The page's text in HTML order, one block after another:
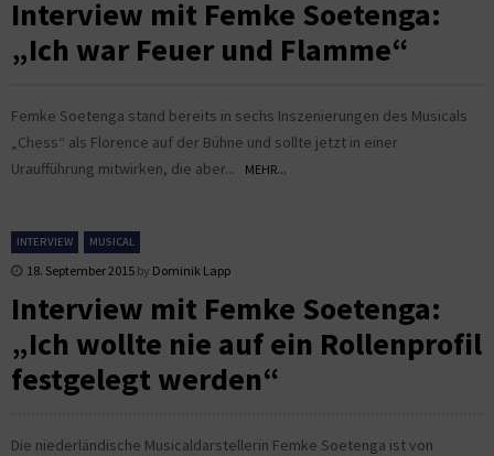
Interview mit Femke Soetenga:
„Ich war Feuer und Flamme“
Femke Soetenga stand bereits in sechs Inszenierungen des Musicals
„Chess“ als Florence auf der Bühne und sollte jetzt in einer
Uraufführung mitwirken, die aber...
MEHR...
INTERVIEW MUSICAL
18. September 2015 by Dominik Lapp
Interview mit Femke Soetenga:
„Ich wollte nie auf ein Rollenprofil
festgelegt werden“
Die niederländische Musicaldarstellerin Femke Soetenga ist von